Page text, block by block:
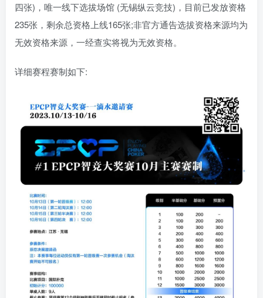
四张)，唯一线下选拔场馆 (无锡纵云竞技)，目前已发放资格
235张，剩余总资格上线165张;非官方通告选拔资格来源均为
无效资格来源，一经查实将视为无效资格。
详细赛程赛制如下: